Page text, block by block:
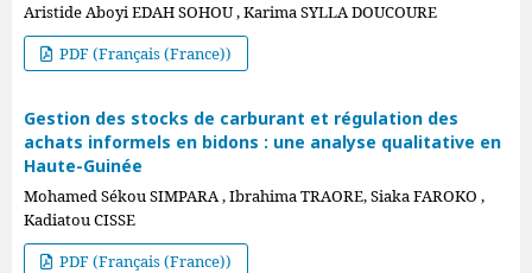
Aristide Aboyi EDAH SOHOU , Karima SYLLA DOUCOURE
PDF (Français (France))
Gestion des stocks de carburant et régulation des
achats informels en bidons : une analyse qualitative en
Haute-Guinée
Mohamed Sékou SIMPARA , Ibrahima TRAORE, Siaka FAROKO ,
Kadiatou CISSE
PDF (Français (France))